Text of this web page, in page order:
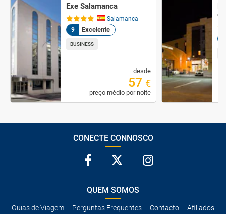
Exe Salamanca
Salamanca
9
Excelente
BUSINESS
desde
57 €
preço médio por noite
CONECTE CONNOSCO
QUEM SOMOS
Guias de Viagem Perguntas Frequentes Contacto
Afiliados